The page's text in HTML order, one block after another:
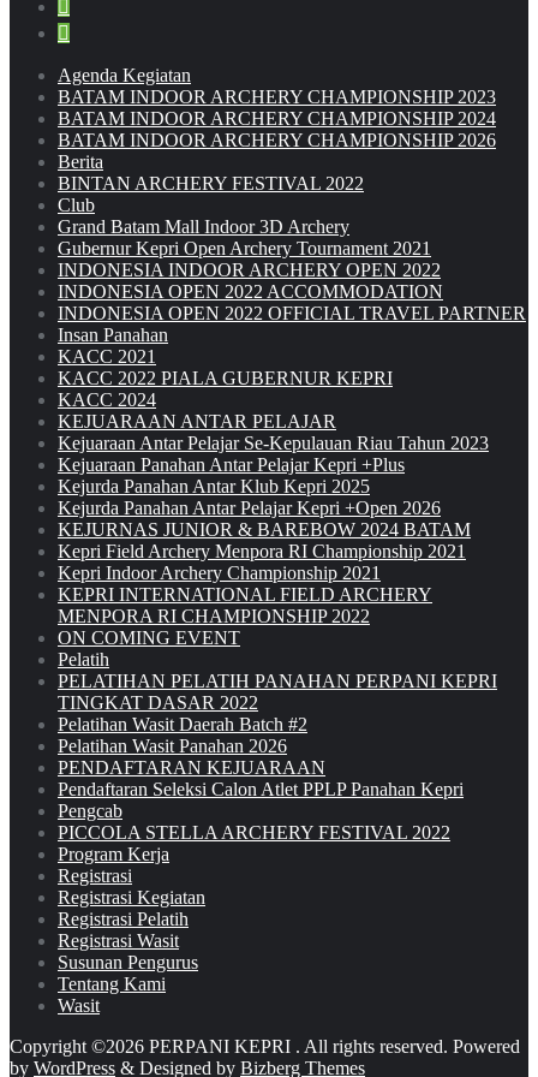
Agenda Kegiatan
BATAM INDOOR ARCHERY CHAMPIONSHIP 2023
BATAM INDOOR ARCHERY CHAMPIONSHIP 2024
BATAM INDOOR ARCHERY CHAMPIONSHIP 2026
Berita
BINTAN ARCHERY FESTIVAL 2022
Club
Grand Batam Mall Indoor 3D Archery
Gubernur Kepri Open Archery Tournament 2021
INDONESIA INDOOR ARCHERY OPEN 2022
INDONESIA OPEN 2022 ACCOMMODATION
INDONESIA OPEN 2022 OFFICIAL TRAVEL PARTNER
Insan Panahan
KACC 2021
KACC 2022 PIALA GUBERNUR KEPRI
KACC 2024
KEJUARAAN ANTAR PELAJAR
Kejuaraan Antar Pelajar Se-Kepulauan Riau Tahun 2023
Kejuaraan Panahan Antar Pelajar Kepri +Plus
Kejurda Panahan Antar Klub Kepri 2025
Kejurda Panahan Antar Pelajar Kepri +Open 2026
KEJURNAS JUNIOR & BAREBOW 2024 BATAM
Kepri Field Archery Menpora RI Championship 2021
Kepri Indoor Archery Championship 2021
KEPRI INTERNATIONAL FIELD ARCHERY
MENPORA RI CHAMPIONSHIP 2022
ON COMING EVENT
Pelatih
PELATIHAN PELATIH PANAHAN PERPANI KEPRI
TINGKAT DASAR 2022
Pelatihan Wasit Daerah Batch #2
Pelatihan Wasit Panahan 2026
PENDAFTARAN KEJUARAAN
Pendaftaran Seleksi Calon Atlet PPLP Panahan Kepri
Pengcab
PICCOLA STELLA ARCHERY FESTIVAL 2022
Program Kerja
Registrasi
Registrasi Kegiatan
Registrasi Pelatih
Registrasi Wasit
Susunan Pengurus
Tentang Kami
Wasit
Copyright ©2026 PERPANI KEPRI . All rights reserved. Powered
by WordPress & Designed by Bizberg Themes